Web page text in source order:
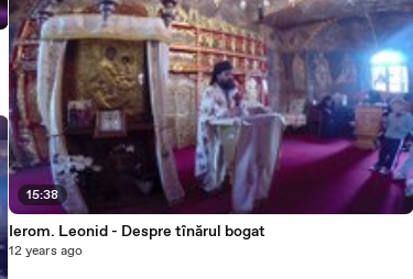
15:38
Ierom. Leonid - Despre tînărul bogat
12 years ago